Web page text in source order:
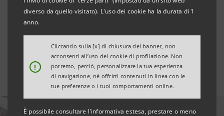
diverso da quello visitato). L'uso dei cookie ha la durata di 1
anno.
!
Cliccando sulla [x] di chiusura del banner, non
acconsenti all’uso dei cookie di profilazione. Non
potremo, perciò, personalizzare la tua esperienza
di navigazione, né offrirti contenuti in linea con le
tue preferenze o i tuoi comportamenti online.
È possibile consultare l'informativa estesa, prestare o meno
balzo imprevisto a
dicembre 2022